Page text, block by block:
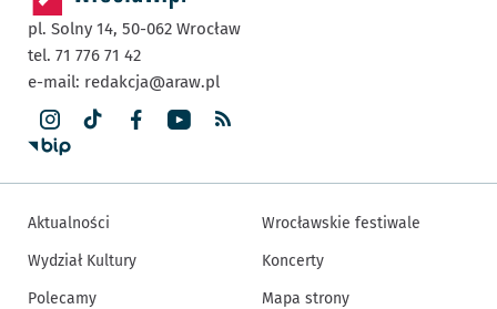
pl. Solny 14, 50-062 Wrocław
tel. 71 776 71 42
e-mail: redakcja@araw.pl
Aktualności
Wydział Kultury
Polecamy
Wrocławskie festiwale
Koncerty
Mapa strony